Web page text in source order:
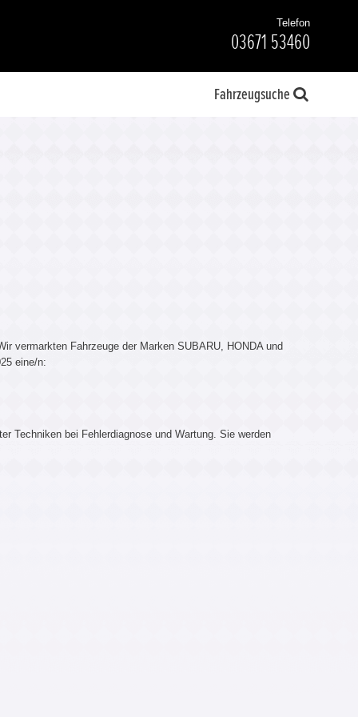
Telefon
03671 53460
Fahrzeugsuche
vermarkten Fahrzeuge der Marken SUBARU, HONDA und
eine/n:
Techniken bei Fehlerdiagnose und Wartung. Sie werden